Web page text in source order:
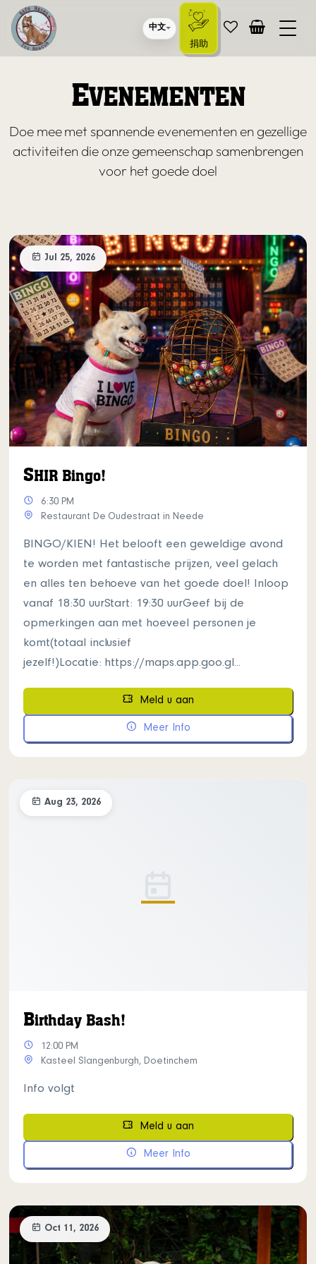
中文
捐助
EVENEMENTEN
Doe mee met spannende evenementen en gezellige
activiteiten die onze gemeenschap samenbrengen
voor het goede doel
Jul 25, 2026
SHIR Bingo!
6:30 PM
Restaurant De Oudestraat in Neede
BINGO/KIEN! Het belooft een geweldige avond
te worden met fantastische prijzen, veel gelach
en alles ten behoeve van het goede doel! Inloop
vanaf 18:30 uurStart: 19:30 uurGeef bij de
opmerkingen aan met hoeveel personen je
komt(totaal inclusief
jezelf!)Locatie: https://maps.app.goo.gl...
Meld u aan
Meer Info
Aug 23, 2026
Birthday Bash!
12:00 PM
Kasteel Slangenburgh, Doetinchem
Info volgt
Meld u aan
Meer Info
Oct 11, 2026